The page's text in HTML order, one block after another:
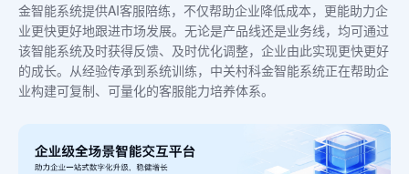
金智能系统提供AI客服陪练，不仅帮助企业降低成本，更能助力企
业更快更好地跟进市场发展。无论是产品线还是业务线，均可通过
该智能系统及时获得反馈、及时优化调整，企业由此实现更快更好
的成长。从经验传承到系统训练，中关村科金智能系统正在帮助企
业构建可复制、可量化的客服能力培养体系。